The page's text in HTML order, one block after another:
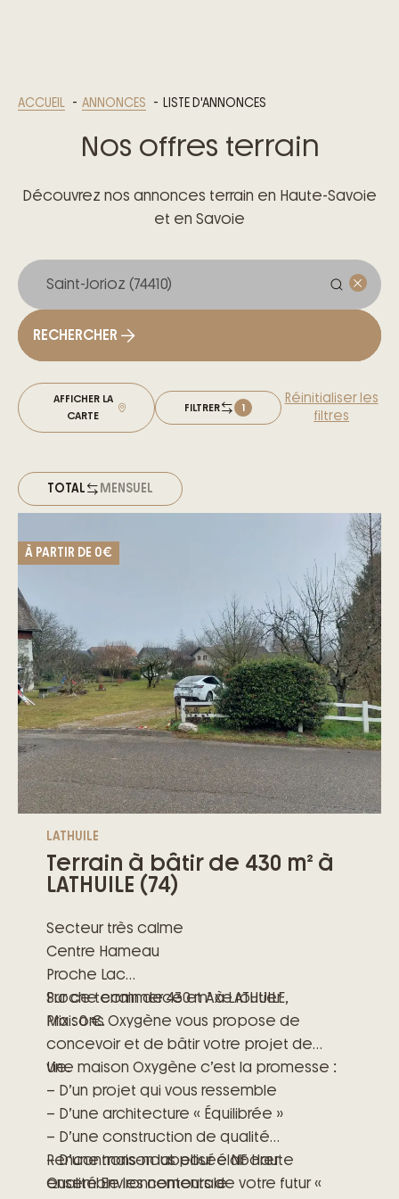
ACCUEIL ANNONCES LISTE D'ANNONCES
Nos offres terrain
Découvrez nos annonces terrain en Haute-Savoie
et en Savoie
RECHERCHER
AFFICHER LA
CARTE
FILTRER 1
Réinitialiser les
filtres
TOTAL MENSUEL
À PARTIR DE 0€
LATHUILE
Terrain à bâtir de 430 m² à
LATHUILE (74)
Secteur très calme
Centre Hameau
Proche Lac
Proche commerce et Axe routier
Prix : 0 €.
Sur ce terrain de 430 m² à LATHUILE,
Maisons Oxygène vous propose de
concevoir et de bâtir votre projet de
vie.
Une maison Oxygène c’est la promesse :
– D’un projet qui vous ressemble
– D’une architecture « Équilibrée »
– D’une construction de qualité
– D’une maison labellisée NF Haute
Qualité Environnementale
Rencontrons-nous pour élaborer
ensemble les contours de votre futur «